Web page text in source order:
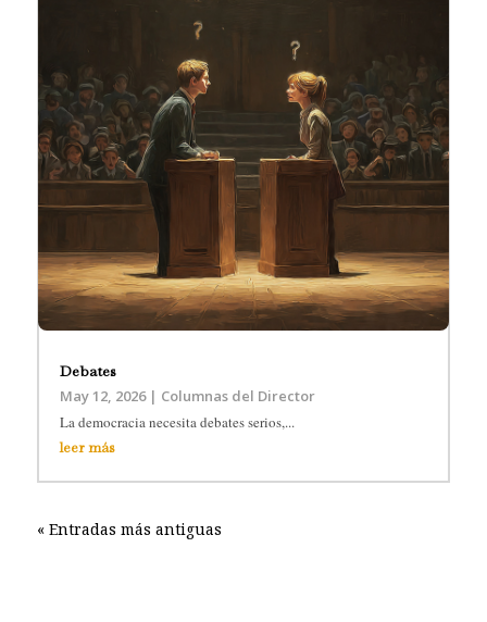
Debates
May 12, 2026| Columnas del Director
La democracia necesita debates serios,...
leer más
« Entradas más antiguas